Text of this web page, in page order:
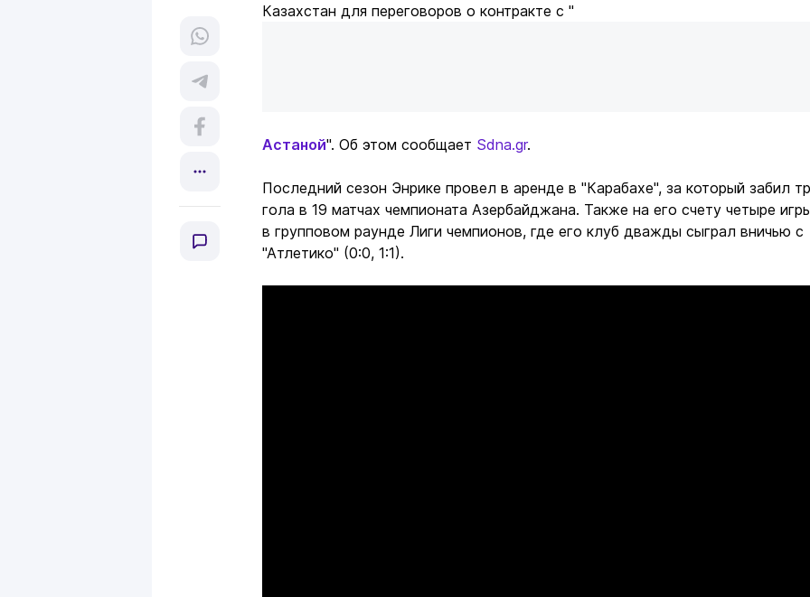
Казахстан для переговоров о контракте с "
Астаной". Об этом сообщает Sdna.gr.
Последний сезон Энрике провел в аренде в "Карабахе", за который забил
гола в 19 матчах чемпионата Азербайджана. Также на его счету четыре
в групповом раунде Лиги чемпионов, где его клуб дважды сыграл вничью с
"Атлетико" (0:0, 1:1).